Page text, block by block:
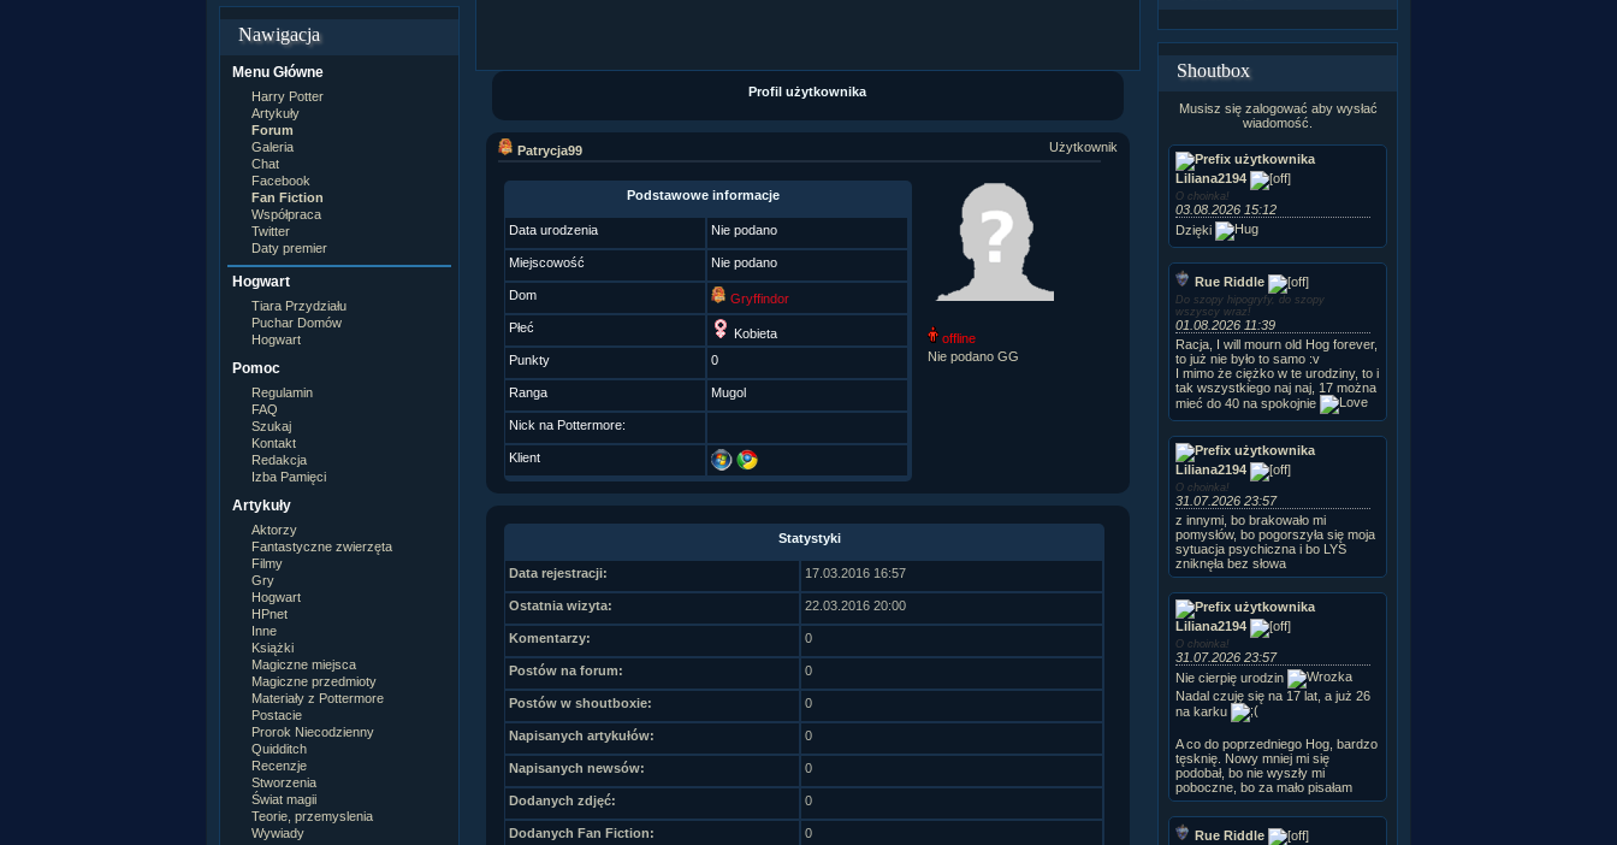
Nawigacja
Menu Główne
Harry Potter
Artykuły
Forum
Galeria
Chat
Facebook
Fan Fiction
Współpraca
Twitter
Daty premier
Hogwart
Tiara Przydziału
Puchar Domów
Hogwart
Pomoc
Regulamin
FAQ
Szukaj
Kontakt
Redakcja
Izba Pamięci
Artykuły
Aktorzy
Fantastyczne zwierzęta
Filmy
Gry
Hogwart
HPnet
Inne
Książki
Magiczne miejsca
Magiczne przedmioty
Materiały z Pottermore
Postacie
Prorok Niecodzienny
Quidditch
Recenzje
Stworzenia
Świat magii
Teorie, przemyslenia
Wywiady
Profil użytkownika
Patrycja99 Użytkownik
Podstawowe informacje
Data urodzenia Nie podano
Miejscowość Nie podano
Dom
Gryffindor
Płeć
Kobieta
Punkty
0
Ranga Mugol
Nick na Pottermore:
Klient
offline
Nie podano GG
Statystyki
Data rejestracji: 17.03.2016 16:57
Ostatnia wizyta: 22.03.2016 20:00
Komentarzy: 0
Postów na forum: 0
Postów w shoutboxie: 0
Napisanych artykułów: 0
Napisanych newsów: 0
Dodanych zdjęć: 0
Dodanych Fan Fiction: 0
Shoutbox
Musisz się zalogować aby wysłać
wiadomość.
Liliana2194
O choinka!
03.08.2026 15:12
Dzięki
Rue Riddle
Do szopy hipogryfy, do szopy
wszyscy wraz!
01.08.2026 11:39
Racja, I will mourn old Hog forever,
to już nie było to samo :v
I mimo że ciężko w te urodziny, to i
tak wszystkiego naj naj, 17 można
mieć do 40 na spokojnie
Liliana2194
O choinka!
31.07.2026 23:57
z innymi, bo brakowało mi
pomysłów, bo pogorszyła się moja
sytuacja psychiczna i bo LYS
zniknęła bez słowa
Liliana2194
O choinka!
31.07.2026 23:57
Nie cierpię urodzin
Nadal czuję się na 17 lat, a już 26
na karku
A co do poprzedniego Hog, bardzo
tęsknię. Nowy mniej mi się
podobał, bo nie wyszły mi
poboczne, bo za mało pisałam
Rue Riddle